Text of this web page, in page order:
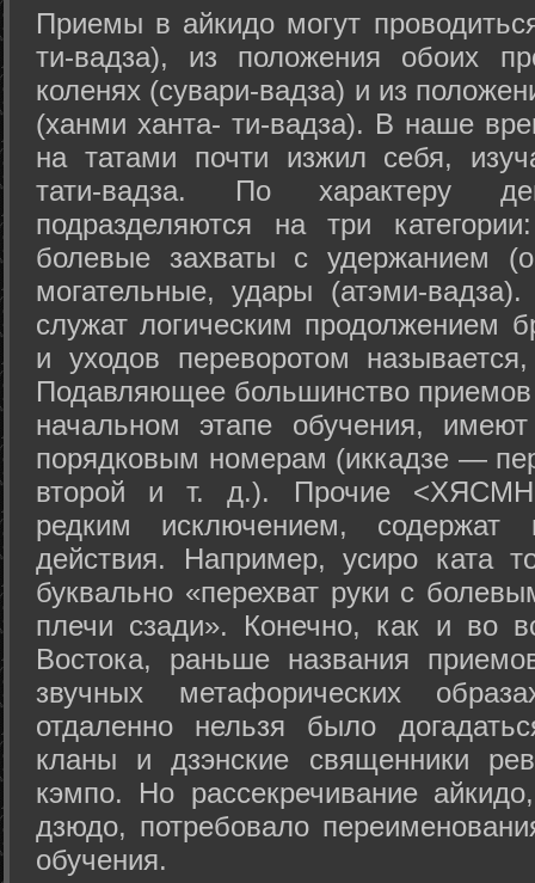
Приемы в айкидо могут
ти-вадза), из положения обоих
коленях (сувари-вадза) и из
(ханми ханта- ти-вадза). В наше
на татами почти изжил себя,
тати-вадза. По характеру
подразделяются на три
болевые захваты с удержанием
могательные, удары (атэми-
служат логическим продолжением
и уходов переворотом
Подавляющее большинство
начальном этапе обучения,
порядковым номерам (иккадзе —
второй и т. д.). Прочие
редким исключением, содержат
действия. Например, усиро ката
буквально «перехват руки с
плечи сзади». Конечно, как и во
Востока, раньше названия
звучных метафорических
отдаленно нельзя было
кланы и дзэнские священники
кэмпо. Но рассекречивание
дзюдо, потребовало
обучения.